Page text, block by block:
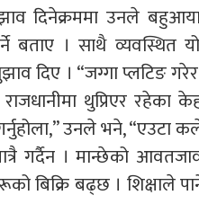
दिनेक्रममा उनले
बताए । साथै व्यवस्थित
दिए । “जग्गा प्लटिङ गरेर
थुप्रिएर रहेका
उनले भने, “एउटा
गर्दैन । मान्छेको
बिक्रि बढ्छ । शिक्षाले